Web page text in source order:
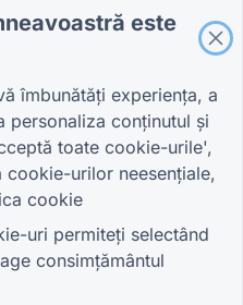
pentru utilități
ne
TERMENI
Termeni
Politica de
este
îmbunătăți experiența, a
personaliza conținutul și
toate cookie-urile',
urilor neesențiale,
cookie
uri permiteți selectând
consimțământul